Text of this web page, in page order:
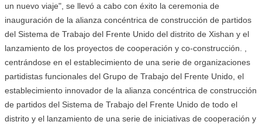
un nuevo viaje", se llevó a cabo con éxito la ceremonia de
inauguración de la alianza concéntrica de construcción de partidos
del Sistema de Trabajo del Frente Unido del distrito de Xishan y el
lanzamiento de los proyectos de cooperación y co-construcción. ,
centrándose en el establecimiento de una serie de organizaciones
partidistas funcionales del Grupo de Trabajo del Frente Unido, el
establecimiento innovador de la alianza concéntrica de construcción
de partidos del Sistema de Trabajo del Frente Unido de todo el
distrito y el lanzamiento de una serie de iniciativas de cooperación y